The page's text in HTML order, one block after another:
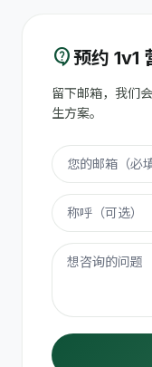
contact_support预约 1v1
留下邮箱，我们
生方案。